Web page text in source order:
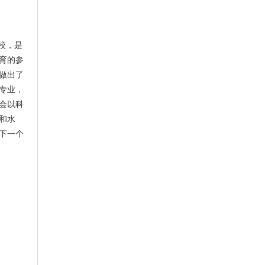
，是
的参
出了
业，
以科
水
一个